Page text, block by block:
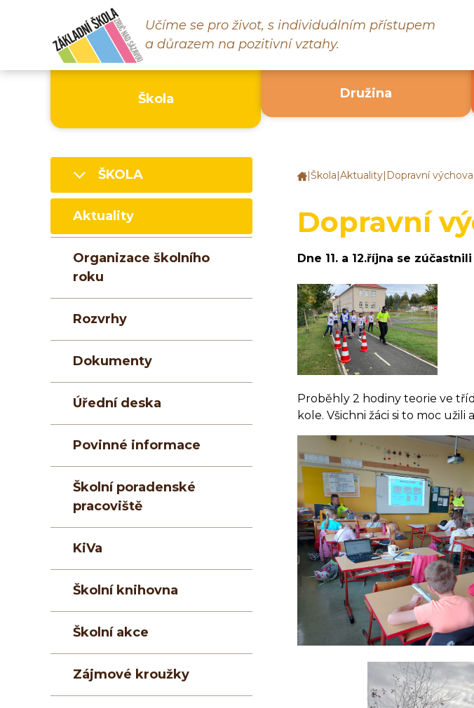
Učíme se pro život, s individuálním přístupem
a důrazem na pozitivní vztahy.
Škola Družina
Základní
nad
Sázavou
Škola Aktuality Dopravní
Dopravní
Dne 11. a 12.října se
Proběhly 2 hodiny teorie ve
kole. Všichni žáci si to moc
ŠKOLA
Aktuality
Organizace školního
roku
Rozvrhy
Dokumenty
Úřední deska
Povinné informace
Školní poradenské
pracoviště
KiVa
Školní knihovna
Školní akce
Zájmové kroužky